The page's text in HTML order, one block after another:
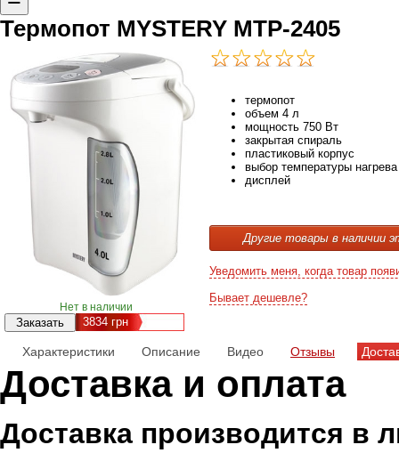
Термопот MYSTERY MTP-2405
Нет в наличии
3834 грн
термопот
объем 4 л
мощность 750 Вт
закрытая спираль
пластиковый корпус
выбор температуры
дисплей
Другие товары в наличии
Уведомить меня, когда товар
Бывает дешевле?
Характеристики Описание Видео Отзывы
Доставка и оплата
Доставка производится в